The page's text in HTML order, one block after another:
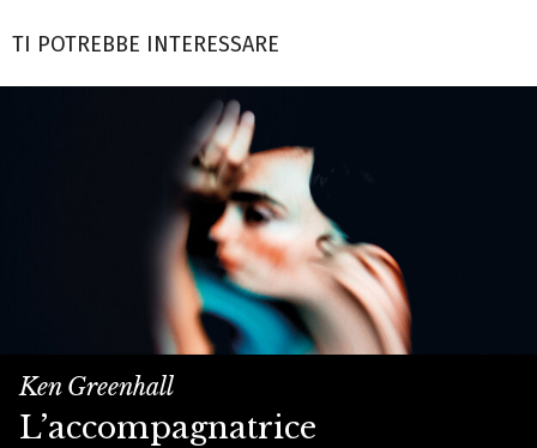
TI POTREBBE INTERESSARE
Ken Greenhall
L’accompagnatrice